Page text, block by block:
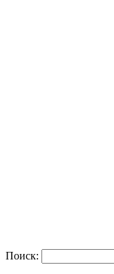
Поиск: